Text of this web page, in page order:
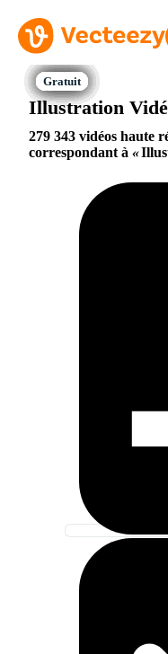
Illustration
279 343 vidéos haute
correspondant à